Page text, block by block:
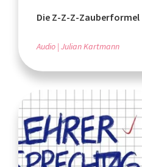
Die Z-Z-Z-Zauberformel
Audio Julian Kartmann